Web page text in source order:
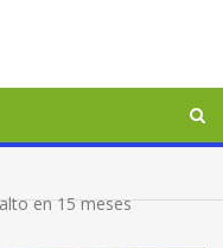
en 15 meses